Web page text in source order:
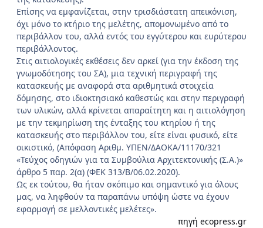
Επίσης να εμφανίζεται, στην τρισδιάστατη απεικόνιση,
όχι μόνο το κτήριο της μελέτης, απομονωμένο από το
περιβάλλον του, αλλά εντός του εγγύτερου και ευρύτερου
περιβάλλοντος.
Στις αιτιολογικές εκθέσεις δεν αρκεί (για την έκδοση της
γνωμοδότησης του ΣΑ), μια τεχνική περιγραφή της
κατασκευής με αναφορά στα αριθμητικά στοιχεία
δόμησης, στο ιδιοκτησιακό καθεστώς και στην περιγραφή
των υλικών, αλλά κρίνεται απαραίτητη και η αιτιολόγηση
με την τεκμηρίωση της ένταξης του κτηρίου ή της
κατασκευής στο περιβάλλον του, είτε είναι φυσικό, είτε
οικιστικό, (Απόφαση Αριθμ. ΥΠΕΝ/ΔΑΟΚΑ/11170/321
«Τεύχος οδηγιών για τα Συμβούλια Αρχιτεκτονικής (Σ.Α.)»
άρθρο 5 παρ. 2(α) (ΦΕΚ 313/Β/06.02.2020).
Ως εκ τούτου, θα ήταν σκόπιμο και σημαντικό για όλους
μας, να ληφθούν τα παραπάνω υπόψη ώστε να έχουν
εφαρμογή σε μελλοντικές μελέτες».
πηγή ecopress.gr